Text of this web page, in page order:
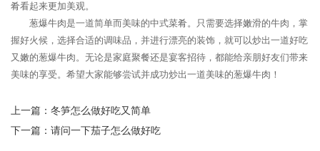
肴看起来更加美观。
葱爆牛肉是一道简单而美味的中式菜肴。只需要选择嫩滑的牛肉，掌
握好火候，选择合适的调味品，并进行漂亮的装饰，就可以炒出一道好吃
又嫩的葱爆牛肉。无论是家庭聚餐还是宴客招待，都能给亲朋好友们带来
美味的享受。希望大家能够尝试并成功炒出一道美味的葱爆牛肉！
上一篇： 冬笋怎么做好吃又简单
下一篇： 请问一下茄子怎么做好吃